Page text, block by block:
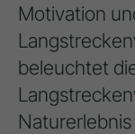
Motivation
beleuchtet